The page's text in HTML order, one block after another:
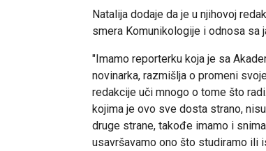
Natalija dodaje da je u njihovoj
smera Komunikologije i odnosa sa
"Imamo reporterku koja je sa
novinarka, razmišlja o promeni
redakcije uči mnogo o tome što
kojima je ovo sve dosta strano,
druge strane, takođe imamo i
usavršavamo ono što studiramo ili